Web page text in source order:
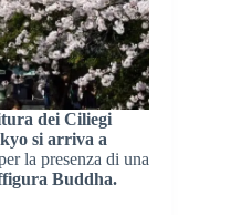
dei Ciliegi
si arriva a
la presenza di una
Buddha.